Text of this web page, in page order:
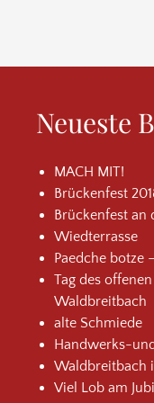
Neueste
MACH MIT!
Brückenfest
Brückenfest an
Wiedterrasse
Paedche botze
Tag des
Waldbreitbach
alte Schmiede
Handwerks-
Waldbreitbach
Viel Lob am